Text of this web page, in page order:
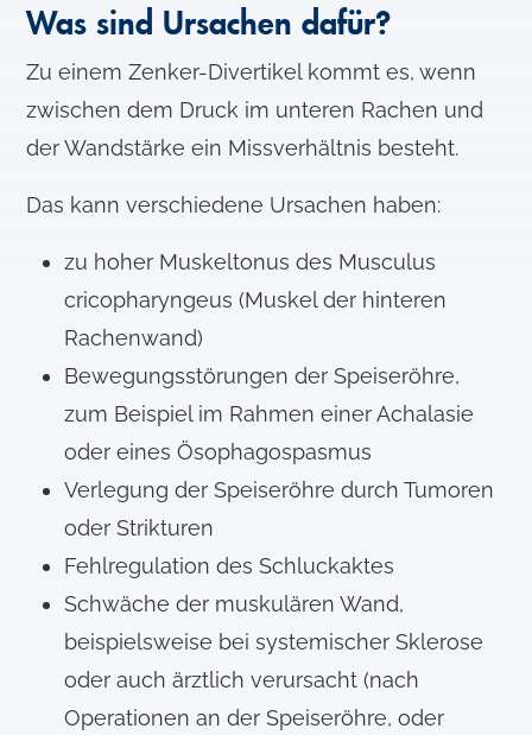
Was sind Ursachen dafür?
Zu einem Zenker-Divertikel kommt es, wenn
zwischen dem Druck im unteren Rachen und
der Wandstärke ein Missverhältnis besteht.
Das kann verschiedene Ursachen haben:
zu hoher Muskeltonus des Musculus
cricopharyngeus (Muskel der hinteren
Rachenwand)
Bewegungsstörungen der Speiseröhre,
zum Beispiel im Rahmen einer Achalasie
oder eines Ösophagospasmus
Verlegung der Speiseröhre durch Tumoren
oder Strikturen
Fehlregulation des Schluckaktes
Schwäche der muskulären Wand,
beispielsweise bei systemischer Sklerose
oder auch ärztlich verursacht (nach
Operationen an der Speiseröhre, oder